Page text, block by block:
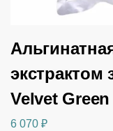
экстрактом
Velvet
6 070 ₽